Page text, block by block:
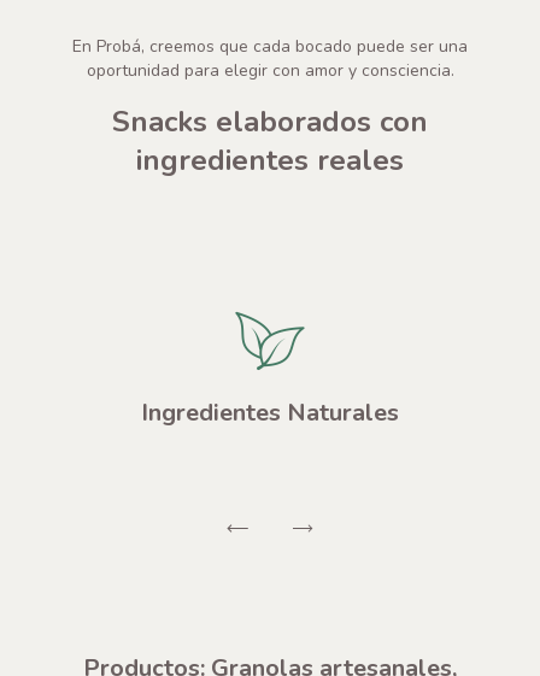
En Probá, creemos que cada bocado puede ser una
oportunidad para elegir con amor y consciencia.
Snacks elaborados con
ingredientes reales
Ingredientes Naturales
Productos: Granolas artesanales,